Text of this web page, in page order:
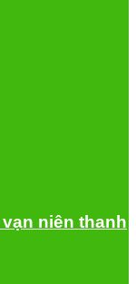
niên thanh